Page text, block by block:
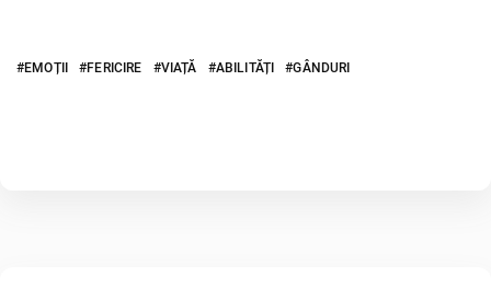
EMOȚII FERICIRE VIAȚĂ ABILITĂȚI GÂNDURI